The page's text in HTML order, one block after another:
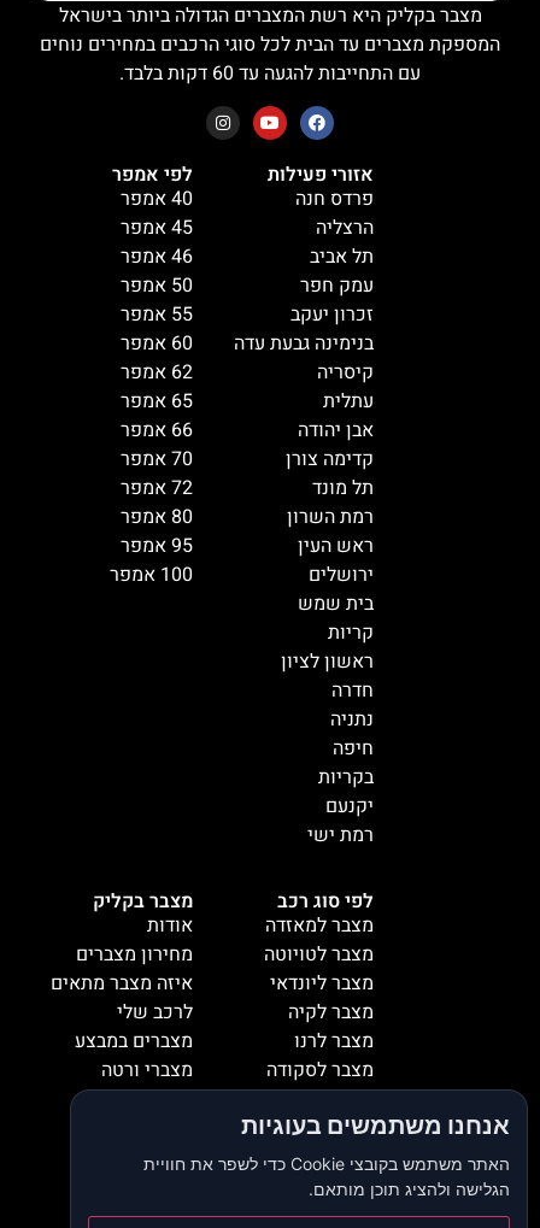
מצבר בקליק
אודות
מחירון מצברים
איזה מצבר מתאים
לרכב שלי
מצברים במבצע
מצברי ורטה
מצברי שנפ
אזורי שירות
צור קשר
לפי סוג רכב
מצבר למאזדה
מצבר לטויוטה
מצבר ליונדאי
מצבר לקיה
מצבר לרנו
מצבר לסקודה
מצבר למיציבושי
מצבר לסובארו
מצבר להונדה
מצבר לאופל
מצבר לסיאט
לפי אמפר
40 אמפר
45 אמפר
46 אמפר
50 אמפר
55 אמפר
60 אמפר
62 אמפר
65 אמפר
66 אמפר
70 אמפר
72 אמפר
80 אמפר
95 אמפר
100 אמפר
אזורי פעילות
פרדס חנה
הרצליה
תל אביב
עמק חפר
זכרון יעקב
בנימינה גבעת עדה
קיסריה
עתלית
אבן יהודה
קדימה צורן
תל מונד
רמת השרון
ראש העין
ירושלים
בית שמש
קריות
ראשון לציון
חדרה
נתניה
חיפה
בקריות
יקנעם
רמת ישי
מצבר בקליק היא רשת המצברים הגדולה ביותר בישראל
המספקת מצברים עד הבית לכל סוגי הרכבים במחירים נוחים
עם התחייבות להגעה עד 60 דקות בלבד.
אנחנו משתמשים בעוגיות
האתר משתמש בקובצי Cookie כדי לשפר את חוויית
הגלישה ולהציג תוכן מותאם.